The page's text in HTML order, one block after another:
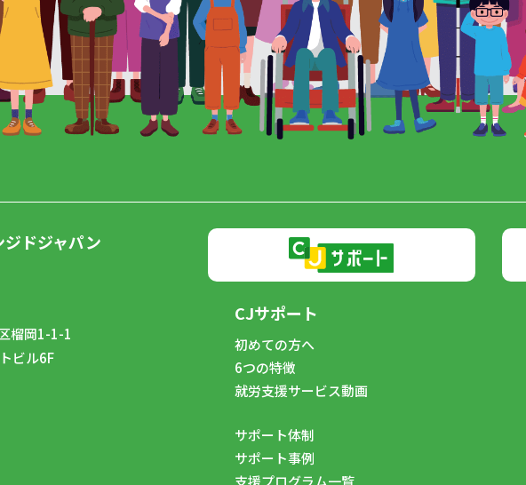
ドジャパン
榴岡1-1-1
ビル6F
CJサポート
初めての方へ
6つの特徴
就労支援サービス動画
サポート体制
サポート事例
支援プログラム一覧